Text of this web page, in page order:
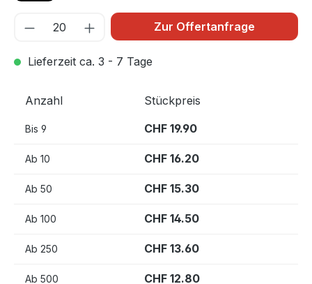
Zur Offertanfrage
Lieferzeit ca. 3 - 7 Tage
Anzahl Stückpreis
Bis 9 CHF 19.90
Ab 10 CHF 16.20
Ab 50 CHF 15.30
Ab 100 CHF 14.50
Ab 250 CHF 13.60
Ab 500 CHF 12.80